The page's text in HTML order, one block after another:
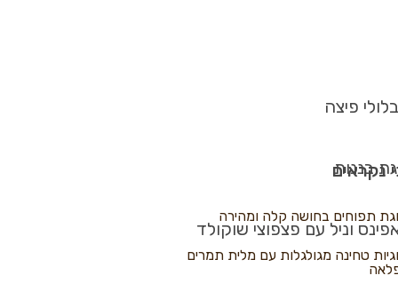
פיצה
בננות
וניל עם פצפוצי שוקולד
נקראים
תפוחים בחושה קלה ומהירה
טחינה מגולגלות עם מלית תמרים